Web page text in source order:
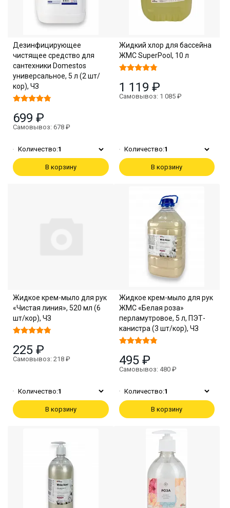
Дезинфицирующее
чистящее средство для
сантехники Domestos
универсальное, 5 л (2 шт/
кор), ЧЗ
699 ₽
Самовывоз: 678 ₽
Количество:1
В корзину
Жидкий хлор для бассейна
ЖМС SuperPool, 10 л
1 119 ₽
Самовывоз: 1 085 ₽
Количество:1
В корзину
Жидкое крем-мыло для рук
«Чистая линия», 520 мл (6
шт/кор), ЧЗ
225 ₽
Самовывоз: 218 ₽
Количество:1
В корзину
Жидкое крем-мыло для рук
ЖМС «Белая роза»
перламутровое, 5 л, ПЭТ-
канистра (3 шт/кор), ЧЗ
495 ₽
Самовывоз: 480 ₽
Количество:1
В корзину